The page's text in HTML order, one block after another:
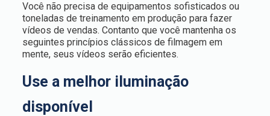
Você não precisa de equipamentos sofisticados ou
toneladas de treinamento em produção para fazer
vídeos de vendas. Contanto que você mantenha os
seguintes princípios clássicos de filmagem em
mente, seus vídeos serão eficientes.
Use a melhor iluminação
disponível